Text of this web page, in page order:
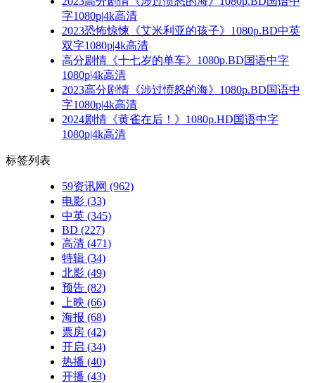
字1080p|4k高清
2023恐怖惊悚《艾米利亚的孩子》1080p.BD中英
双字1080p|4k高清
高分剧情《十七岁的单车》1080p.BD国语中字
1080p|4k高清
2023高分剧情《涉过愤怒的海》1080p.BD国语中
字1080p|4k高清
2024剧情《黄雀在后！》1080p.HD国语中字
1080p|4k高清
标签列表
59资讯网 (962)
电影 (33)
中英 (345)
BD (227)
高清 (471)
特辑 (34)
北影 (49)
预告 (82)
上映 (66)
海报 (68)
票房 (42)
开启 (34)
热播 (40)
开播 (43)